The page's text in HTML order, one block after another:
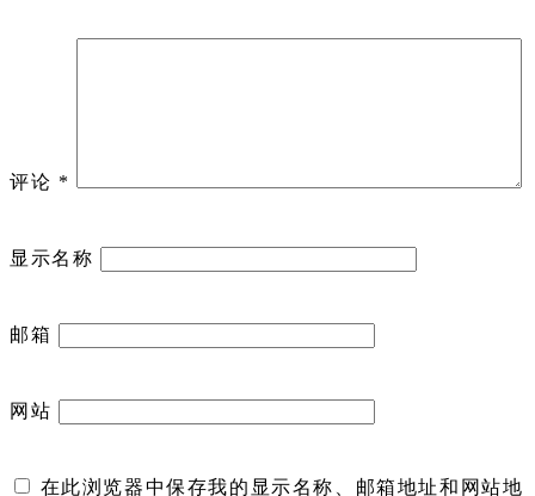
评论 *
显示名称
邮箱
网站
在此浏览器中保存我的显示名称、邮箱地址和网站地